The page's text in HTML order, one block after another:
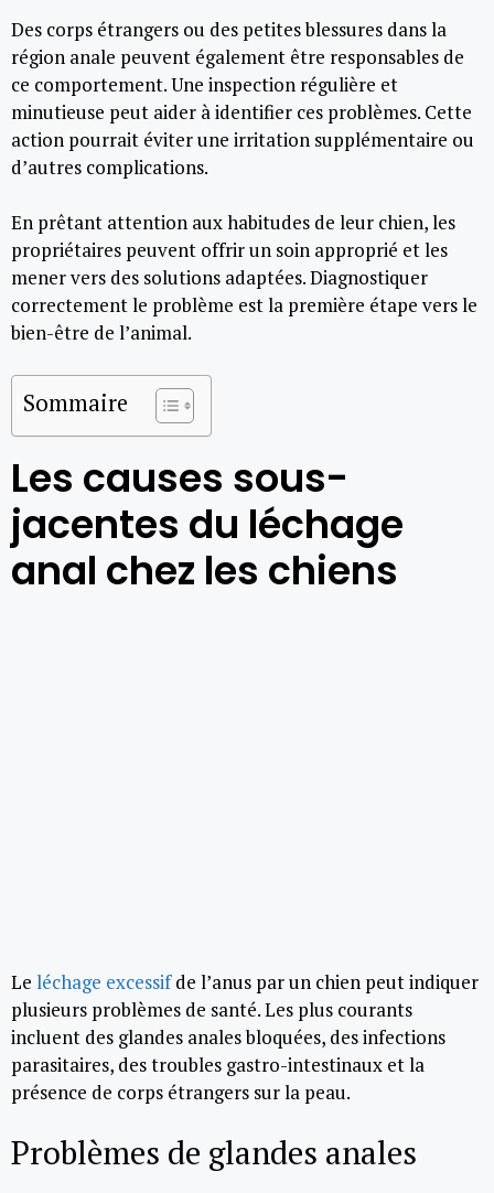
Des corps étrangers ou des petites blessures dans la
région anale peuvent également être responsables de
ce comportement. Une inspection régulière et
minutieuse peut aider à identifier ces problèmes. Cette
action pourrait éviter une irritation supplémentaire ou
d’autres complications.
En prêtant attention aux habitudes de leur chien, les
propriétaires peuvent offrir un soin approprié et les
mener vers des solutions adaptées. Diagnostiquer
correctement le problème est la première étape vers le
bien-être de l’animal.
Sommaire
Les causes sous-
jacentes du léchage
anal chez les chiens
Le léchage excessifde l’anus par un chien peut indiquer
plusieurs problèmes de santé. Les plus courants
incluent des glandes anales bloquées, des infections
parasitaires, des troubles gastro-intestinaux et la
présence de corps étrangers sur la peau.
Problèmes de glandes anales